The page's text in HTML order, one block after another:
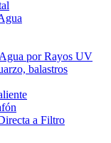
por Rayos UV
balastros
a Filtro